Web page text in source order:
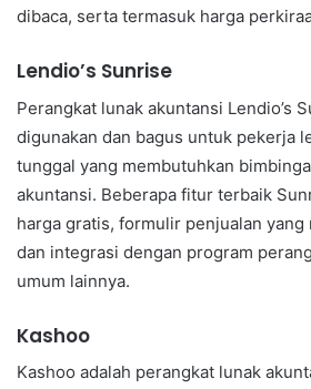
dibaca, serta termasuk harga
Lendio’s Sunrise
Perangkat lunak akuntansi Lendio’s
digunakan dan bagus untuk pekerja
tunggal yang membutuhkan
akuntansi. Beberapa fitur terbaik
harga gratis, formulir penjualan yang
dan integrasi dengan program
umum lainnya.
Kashoo
Kashoo adalah perangkat lunak